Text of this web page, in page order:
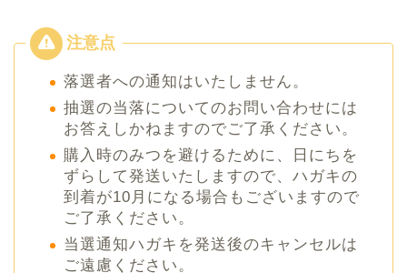
落選者への通知はいたしません。
抽選の当落についてのお問い合わせには
お答えしかねますのでご了承ください。
購入時のみつを避けるために、日にちを
ずらして発送いたしますので、ハガキの
到着が10月になる場合もございますので
ご了承ください。
当選通知ハガキを発送後のキャンセルは
ご遠慮ください。